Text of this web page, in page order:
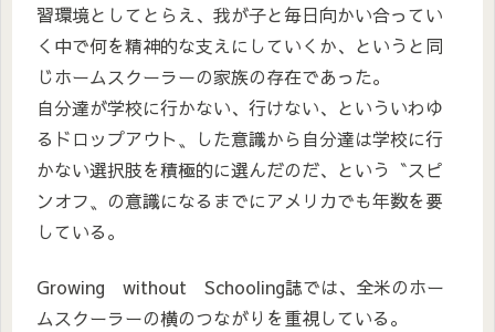
習環境としてとらえ、我が子と毎日向かい合ってい
く中で何を精神的な支えにしていくか、というと同
じホームスクーラーの家族の存在であった。
自分達が学校に行かない、行けない、といういわゆ
るドロップアウト〟した意識から自分達は学校に行
かない選択肢を積極的に選んだのだ、という〝スピ
ンオフ〟の意識になるまでにアメリカでも年数を要
している。
Growing without Schooling誌では、全米のホー
ムスクーラーの横のつながりを重視している。